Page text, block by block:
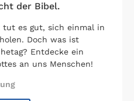
der Bibel.
es gut, sich einmal in
Doch was ist
Entdecke ein
an uns Menschen!